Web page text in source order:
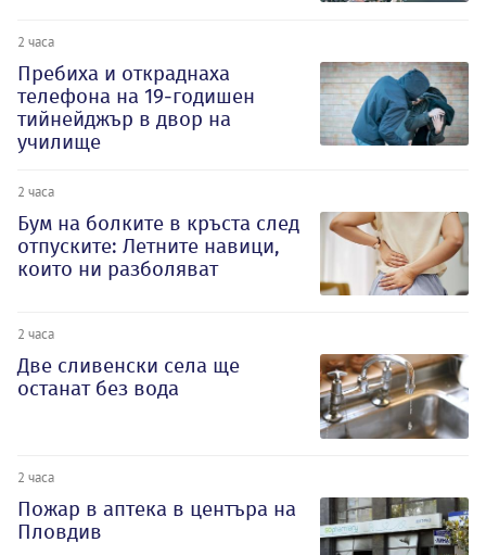
2 часа
Пребиха и откраднаха
телефона на 19-годишен
тийнейджър в двор на
училище
2 часа
Бум на болките в кръста след
отпуските: Летните навици,
които ни разболяват
2 часа
Две сливенски села ще
останат без вода
2 часа
Пожар в аптека в центъра на
Пловдив